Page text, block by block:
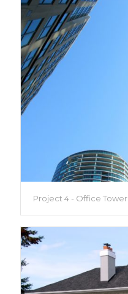
Project 4 - Office Tower